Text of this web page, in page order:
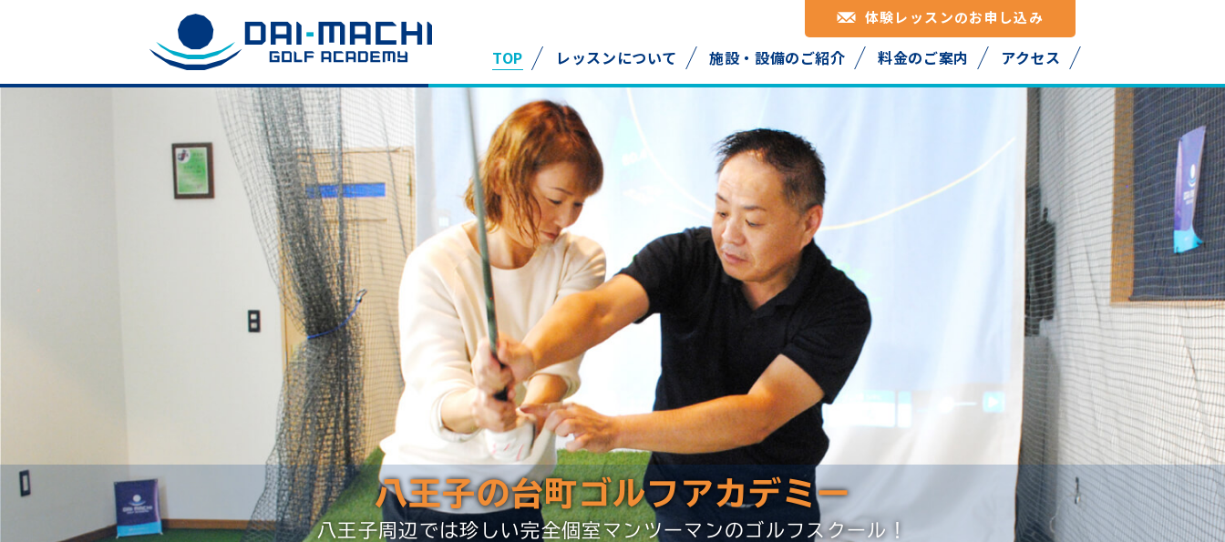
体験レッスンのお申し込み
TOP レッスンについて 施設・設備のご紹介 料金のご案内 アクセス
八王子の台町ゴルフアカデミー
八王子周辺では珍しい完全個室マンツーマンのゴルフスクール！